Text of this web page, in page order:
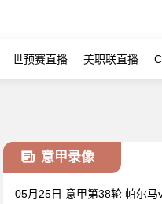
世预赛直播 美职联直播
意甲录像
05月25日 意甲第38轮 帕尔马